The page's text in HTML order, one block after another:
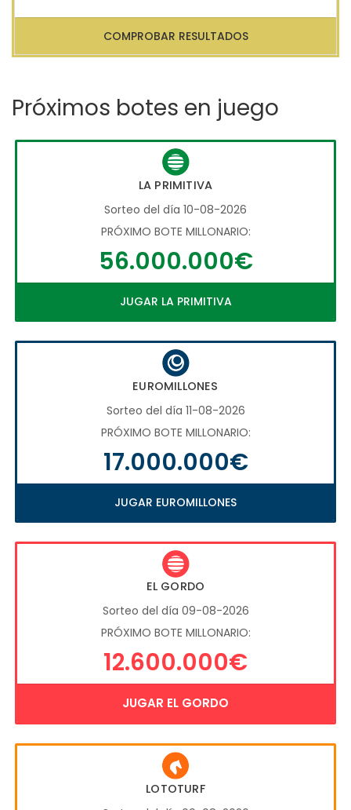
COMPROBAR RESULTADOS
Próximos botes en juego
LA PRIMITIVA
Sorteo del día 10-08-2026
PRÓXIMO BOTE MILLONARIO:
56.000.000€
JUGAR LA PRIMITIVA
EUROMILLONES
Sorteo del día 11-08-2026
PRÓXIMO BOTE MILLONARIO:
17.000.000€
JUGAR EUROMILLONES
EL GORDO
Sorteo del día 09-08-2026
PRÓXIMO BOTE MILLONARIO:
12.600.000€
JUGAR EL GORDO
LOTOTURF